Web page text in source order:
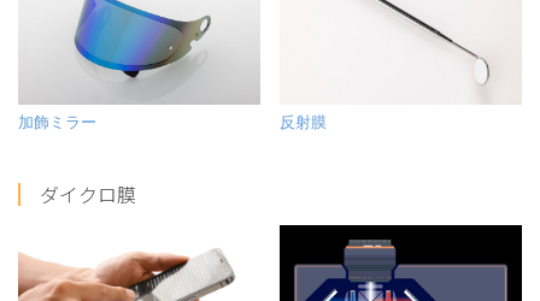
加飾ミラー 反射膜
ダイクロ膜